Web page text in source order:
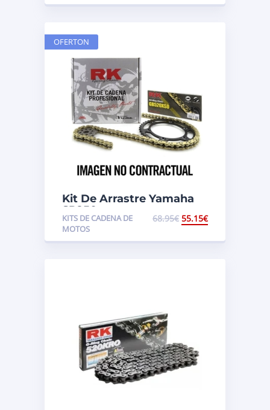
Kit De Arrastre Yamaha
SR250
KITS DE CADENA DE
MOTOS
68.95€ 55.15€
OFERTON